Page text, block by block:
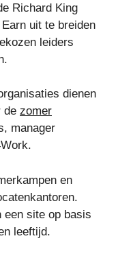
Richard King
uit te breiden
leiders
dienen
de zomer
manager
en
een site op basis
leeftijd.